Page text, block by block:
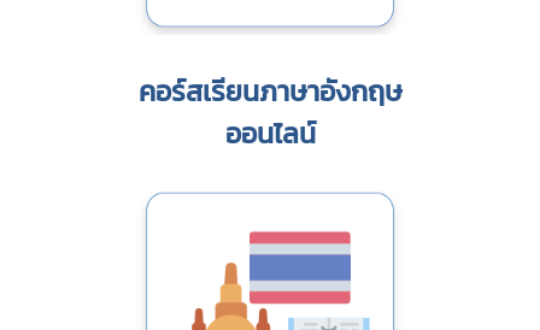
คอร์สเรียนภาษาอังกฤษ
ออนไลน์